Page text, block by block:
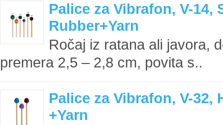
Palice za Vibrafon, V-14,
Rubber+Yarn
Ročaj iz ratana ali javora,
premera 2,5 – 2,8 cm, povita s..
Palice za Vibrafon, V-32,
+Yarn